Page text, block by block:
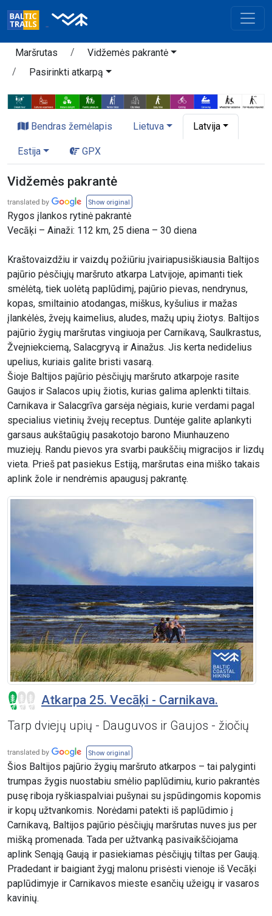
Maršrutas
Vidžemės pakrantė
Pasirinkti atkarpą
Bendras žemėlapis Lietuva Latvija
Estija GPX
Vidžemės pakrantė
Show original
Rygos įlankos rytinė pakrantė
Vecāķi – Ainaži: 112 km, 25 diena – 30 diena
Kraštovaizdžiu ir vaizdų požiūriu įvairiapusiškiausia Baltijos
pajūrio pėsčiųjų maršruto atkarpa Latvijoje, apimanti tiek
smėlėtą, tiek uolėtą paplūdimį, pajūrio pievas, nendrynus,
kopas, smiltainio atodangas, miškus, kyšulius ir mažas
įlankėlės, žvejų kaimelius, aludes, mažų upių žiotys. Baltijos
pajūrio žygių maršrutas vingiuoja per Carnikavą, Saulkrastus,
Žvejniekciemą, Salacgryvą ir Ainažus. Jis kerta nedidelius
upelius, kuriais galite bristi vasarą.
Šioje Baltijos pajūrio pėsčiųjų maršruto atkarpoje rasite
Gaujos ir Salacos upių žiotis, kurias galima aplenkti tiltais.
Carnikava ir Salacgrīva garsėja nėgiais, kurie verdami pagal
specialius vietinių žvejų receptus. Duntėje galite aplankyti
garsaus aukštaūgių pasakotojo barono Miunhauzeno
muziejų. Randu pievos yra svarbi paukščių migracijos ir lizdų
vieta. Prieš pat pasiekus Estiją, maršrutas eina miško takais
aplink žole ir nendrėmis apaugusį pakrantę.
Atkarpa 25. Vecāķi - Carnikava.
Tarp dviejų upių - Dauguvos ir Gaujos - žiočių
Show original
Šios Baltijos pajūrio žygių maršruto atkarpos – tai palyginti
trumpas žygis nuostabiu smėlio paplūdimiu, kurio pakrantės
pusę riboja ryškiaspalviai pušynai su įspūdingomis kopomis
ir kopų užtvankomis. Norėdami patekti iš paplūdimio į
Carnikavą, Baltijos pajūrio pėsčiųjų maršrutas nuves jus per
mišką promenada. Tada per užtvanką pasivaikščiojama
aplink Senąją Gaują ir pasiekiamas pėsčiųjų tiltas per Gaują.
Pradedant ir baigiant žygį malonu prisėsti vienoje iš Vecāķi
paplūdimyje ir Carnikavos mieste esančių užeigų ir vasaros
kavinių.